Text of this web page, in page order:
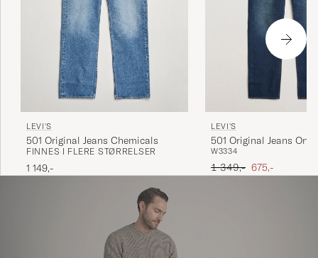
LEVI'S
501 Original Jeans Chemicals
FINNES I FLERE STØRRELSER
1 149,-
LEVI'S
501 Original Jeans On
Borderline
W3334
Ordinær pris
1 349,- Nedsatt pris
675,-